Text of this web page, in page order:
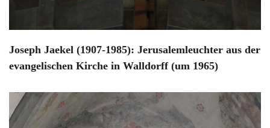
Joseph Jaekel (1907-1985): Jerusalemleuchter aus der
evangelischen Kirche in Walldorff (um 1965)